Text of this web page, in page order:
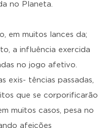
no Planeta.
em muitos lances da;
a influência exercida
no jogo afetivo.
exis- tências passadas,
que se corporificarão
muitos casos, pesa no
afeições